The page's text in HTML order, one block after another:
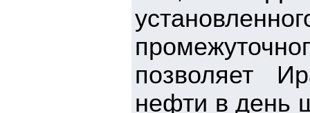
позволяет
нефти в день